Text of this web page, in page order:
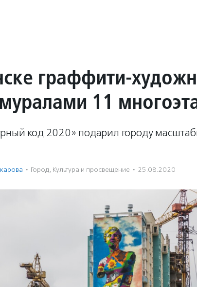
граффити-
11
код 2020» подарил городу
· Город, Культура и просвещение · 25.08.2020